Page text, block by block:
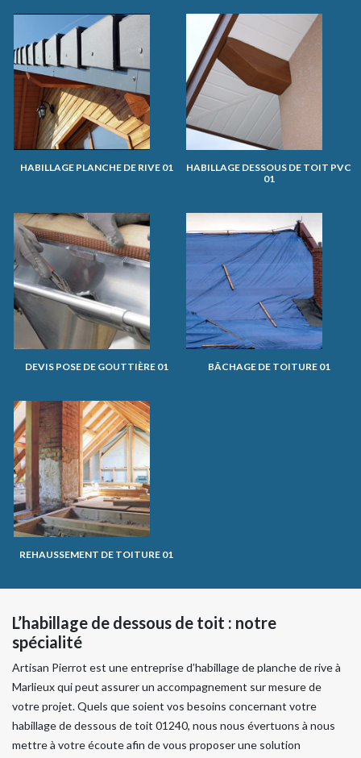
HABILLAGE PLANCHE DE RIVE 01
HABILLAGE DESSOUS DE TOIT PVC
01
DEVIS POSE DE GOUTTIÈRE 01 BÂCHAGE DE TOITURE 01
REHAUSSEMENT DE TOITURE 01
L’habillage de dessous de toit : notre
spécialité
Artisan Pierrot est une entreprise d’habillage de planche de rive à
Marlieux qui peut assurer un accompagnement sur mesure de
votre projet. Quels que soient vos besoins concernant votre
habillage de dessous de toit 01240, nous nous évertuons à nous
mettre à votre écoute afin de vous proposer une solution